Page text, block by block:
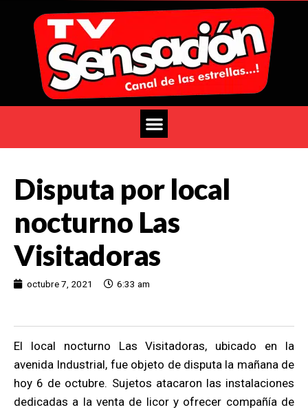
Disputa por local
nocturno Las
Visitadoras
octubre 7, 2021 6:33 am
El local nocturno Las Visitadoras, ubicado en la
avenida Industrial, fue objeto de disputa la mañana de
hoy 6 de octubre. Sujetos atacaron las instalaciones
dedicadas a la venta de licor y ofrecer compañía de